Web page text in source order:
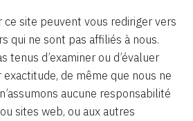
ce site peuvent vous rediriger vers
qui ne sont pas affiliés à nous.
tenus d’examiner ou d’évaluer
de même que nous ne
aucune responsabilité
sites web, ou aux autres